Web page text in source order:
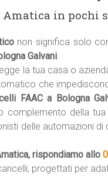
Amatica in pochi
non significa solo
Galvani.
la tua casa o
che
FAAC a Bologna
complemento della
delle automazioni di
rispondiamo allo
progettati per